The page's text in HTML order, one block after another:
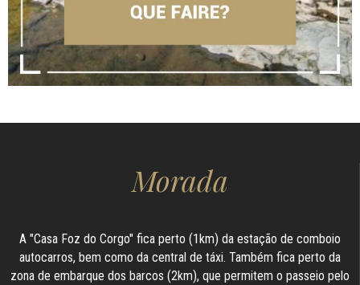
Morada
A "Casa Foz do Corgo" fica perto (1km) da estação de comboio
autocarros, bem como da central de táxi. Também fica perto da
zona de embarque dos barcos (2km), que permitem o passeio pelo